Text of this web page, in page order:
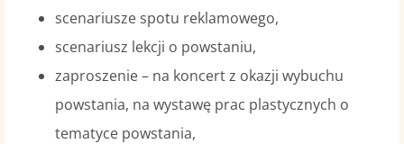
scenariusze spotu reklamowego,
scenariusz lekcji o powstaniu,
zaproszenie – na koncert z okazji wybuchu
powstania, na wystawę prac plastycznych o
tematyce powstania,